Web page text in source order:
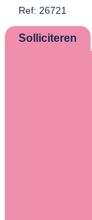
Ref: 26721
Solliciteren